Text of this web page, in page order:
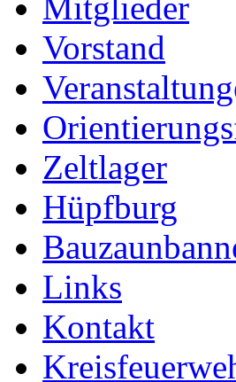
Vorstand
Zeltlager
Hüpfburg
Links
Kontakt